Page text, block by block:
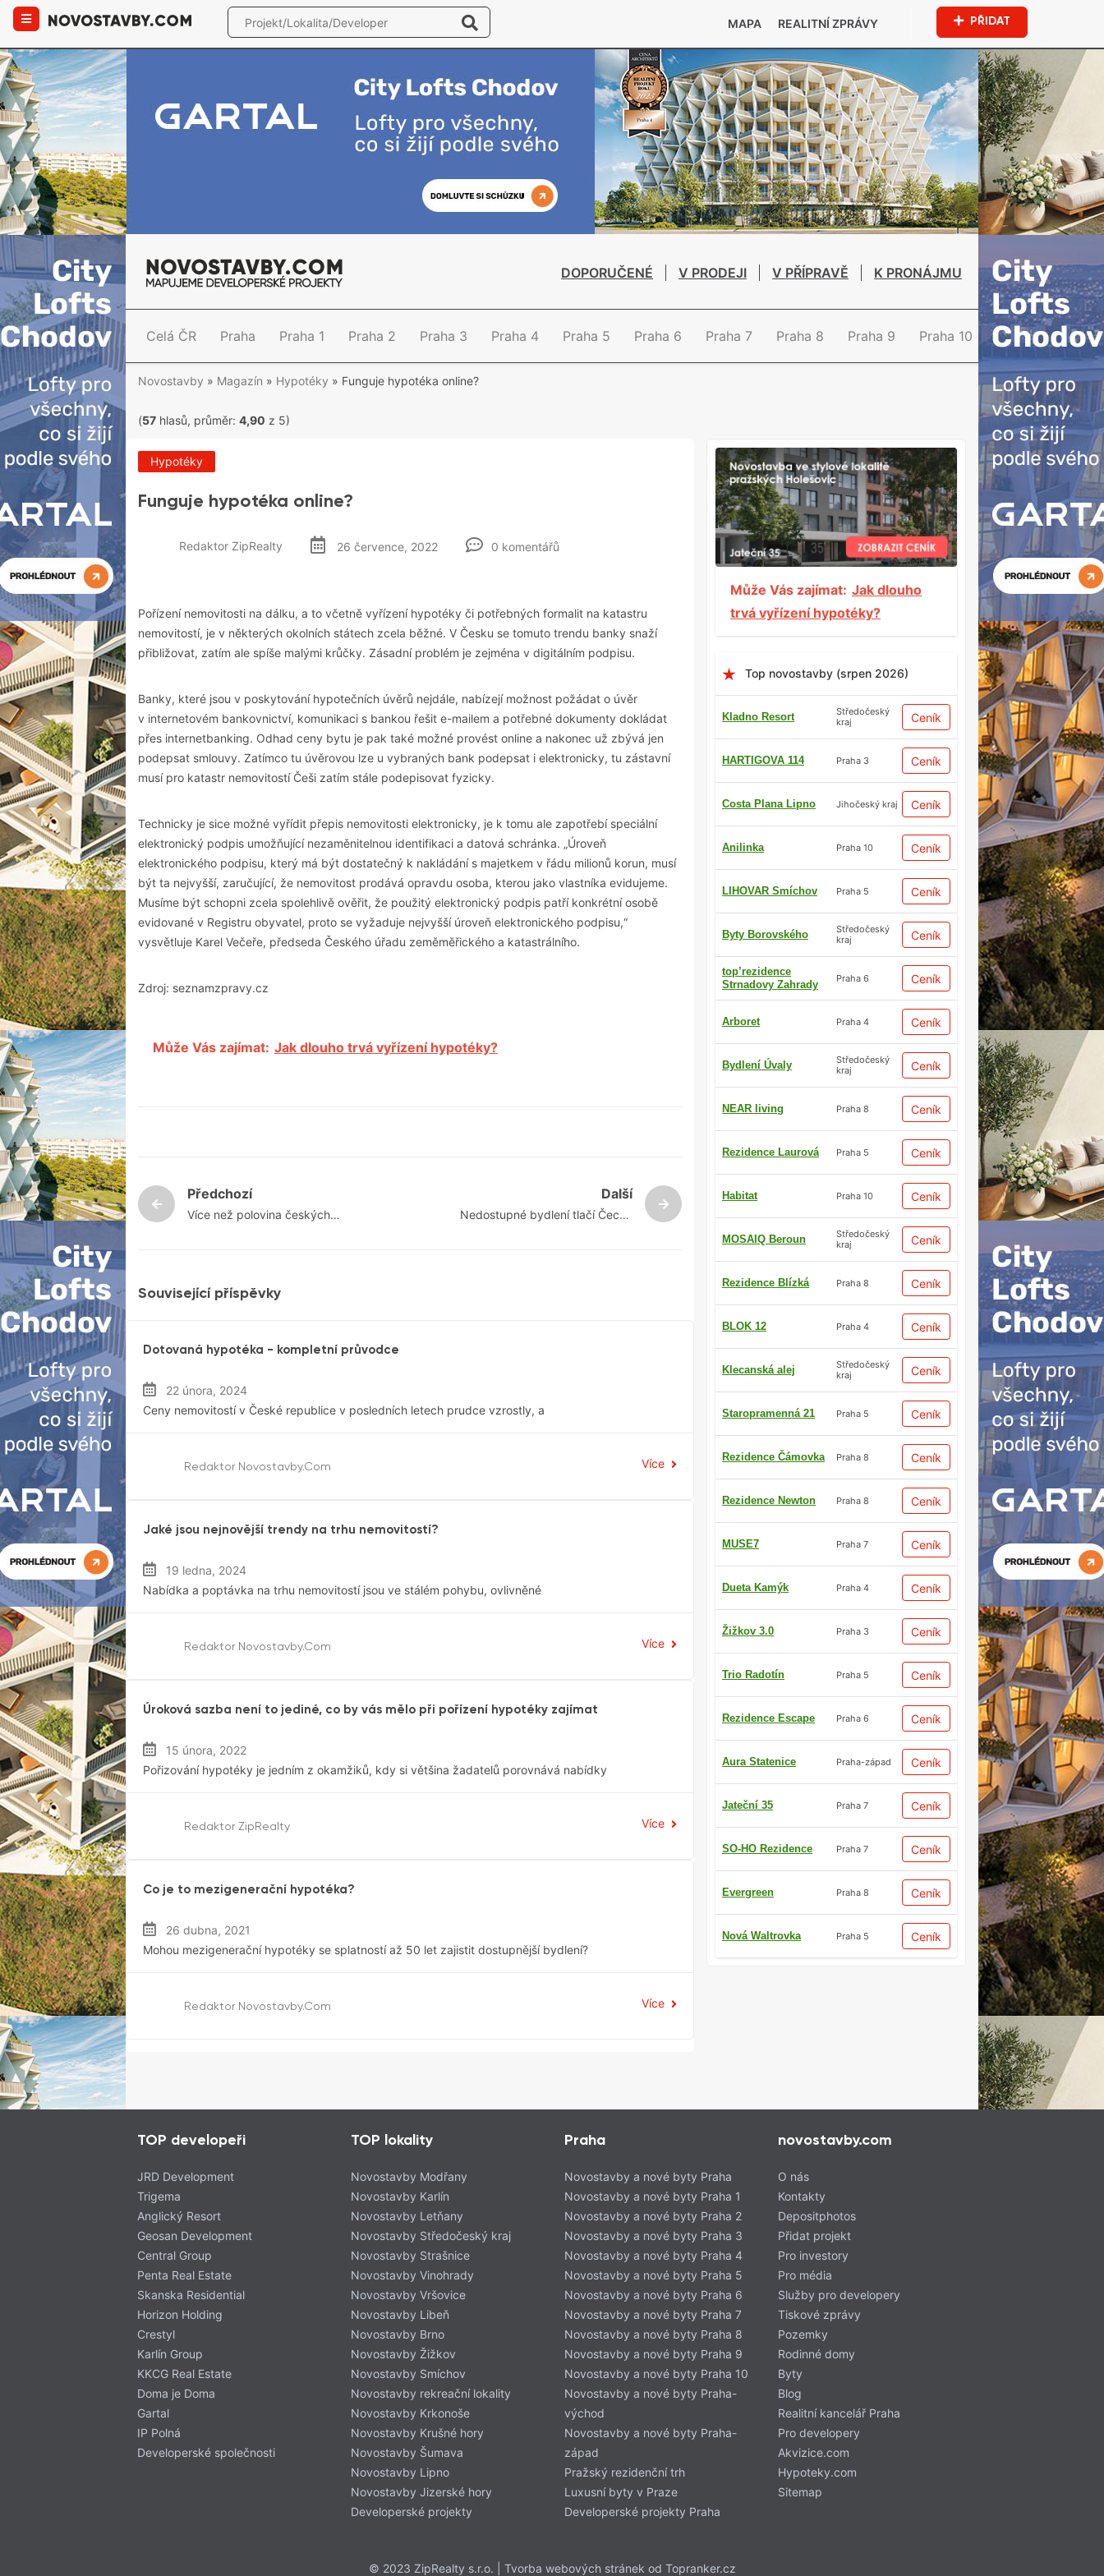
MAPA REALITNÍ ZPRÁVY PŘIDAT
DOPORUČENÉ V PRODEJI V PŘÍPRAVĚ K PRONÁJMU
Celá ČR Praha Praha 1 Praha 2 Praha 3 Praha 4 Praha 5 Praha 6 Praha 7 Praha 8 Praha 9 Praha 10
Novostavby » Magazín » Hypotéky » Funguje hypotéka online?
(57 hlasů, průměr: 4,90 z 5)
Může Vás zajímat: Jak dlouho
trvá vyřízení hypotéky?
Top novostavby (srpen 2026)
Kladno Resort
Středočeský
kraj
Ceník
HARTIGOVA 114 Praha 3 Ceník
Costa Plana Lipno Jihočeský kraj Ceník
Anilinka Praha 10 Ceník
LIHOVAR Smíchov Praha 5 Ceník
Byty Borovského
Středočeský
kraj
Ceník
top’rezidence
Strnadovy Zahrady
Praha 6 Ceník
Arboret Praha 4 Ceník
Bydlení Úvaly
Středočeský
kraj
Ceník
NEAR living Praha 8 Ceník
Rezidence Laurová Praha 5 Ceník
Habitat Praha 10 Ceník
MOSAIQ Beroun
Středočeský
kraj
Ceník
Rezidence Blízká Praha 8 Ceník
BLOK 12 Praha 4 Ceník
Klecanská alej
Středočeský
kraj
Ceník
Staropramenná 21 Praha 5 Ceník
Rezidence Čámovka Praha 8 Ceník
Rezidence Newton Praha 8 Ceník
MUSE7 Praha 7 Ceník
Dueta Kamýk Praha 4 Ceník
Žižkov 3.0 Praha 3 Ceník
Trio Radotín Praha 5 Ceník
Rezidence Escape Praha 6 Ceník
Aura Statenice Praha-západ Ceník
Jateční 35 Praha 7 Ceník
SO-HO Rezidence Praha 7 Ceník
Evergreen Praha 8 Ceník
Nová Waltrovka Praha 5 Ceník
Hypotéky
Funguje hypotéka online?
Redaktor ZipRealty 26 července, 2022 0 komentářů
Pořízení nemovitosti na dálku, a to včetně vyřízení hypotéky či potřebných formalit na katastru
nemovitostí, je v některých okolních státech zcela běžné. V Česku se tomuto trendu banky snaží
přibližovat, zatím ale spíše malými krůčky. Zásadní problém je zejména v digitálním podpisu.
Banky, které jsou v poskytování hypotečních úvěrů nejdále, nabízejí možnost požádat o úvěr
v internetovém bankovnictví, komunikaci s bankou řešit e-mailem a potřebné dokumenty dokládat
přes internetbanking. Odhad ceny bytu je pak také možné provést online a nakonec už zbývá jen
podepsat smlouvy. Zatímco tu úvěrovou lze u vybraných bank podepsat i elektronicky, tu zástavní
musí pro katastr nemovitostí Češi zatím stále podepisovat fyzicky.
Technicky je sice možné vyřídit přepis nemovitosti elektronicky, je k tomu ale zapotřebí speciální
elektronický podpis umožňující nezaměnitelnou identifikaci a datová schránka. „Úroveň
elektronického podpisu, který má být dostatečný k nakládání s majetkem v řádu milionů korun, musí
být ta nejvyšší, zaručující, že nemovitost prodává opravdu osoba, kterou jako vlastníka evidujeme.
Musíme být schopni zcela spolehlivě ověřit, že použitý elektronický podpis patří konkrétní osobě
evidované v Registru obyvatel, proto se vyžaduje nejvyšší úroveň elektronického podpisu,“
vysvětluje Karel Večeře, předseda Českého úřadu zeměměřického a katastrálního.
Zdroj: seznamzpravy.cz
Může Vás zajímat: Jak dlouho trvá vyřízení hypotéky?
Předchozí
Více než polovina českých
Další
Nedostupné bydlení tlačí Čechy
Související příspěvky
Hypotéky
Dotovaná hypotéka - kompletní průvodce
22 února, 2024
Ceny nemovitostí v České republice v posledních letech prudce vzrostly, a
Redaktor Novostavby.com Více
Ceny Nemovitostí
Jaké jsou nejnovější trendy na trhu nemovitostí?
19 ledna, 2024
Nabídka a poptávka na trhu nemovitostí jsou ve stálém pohybu, ovlivněné
Redaktor Novostavby.com Více
Hypotéky
Úroková sazba není to jediné, co by vás mělo při pořízení hypotéky zajímat
15 února, 2022
Pořizování hypotéky je jedním z okamžiků, kdy si většina žadatelů porovnává nabídky
Redaktor ZipRealty Více
Hypotéky
Co je to mezigenerační hypotéka?
26 dubna, 2021
Mohou mezigenerační hypotéky se splatností až 50 let zajistit dostupnější bydlení?
Redaktor Novostavby.com Více
TOP developeři
JRD Development
Trigema
Anglický Resort
Geosan Development
Central Group
Penta Real Estate
Skanska Residential
Horizon Holding
Crestyl
Karlín Group
KKCG Real Estate
Doma je Doma
Gartal
IP Polná
Developerské společnosti
TOP lokality
Novostavby Modřany
Novostavby Karlín
Novostavby Letňany
Novostavby Středočeský kraj
Novostavby Strašnice
Novostavby Vinohrady
Novostavby Vršovice
Novostavby Libeň
Novostavby Brno
Novostavby Žižkov
Novostavby Smíchov
Novostavby rekreační lokality
Novostavby Krkonoše
Novostavby Krušné hory
Novostavby Šumava
Novostavby Lipno
Novostavby Jizerské hory
Developerské projekty
Praha
Novostavby a nové byty Praha
Novostavby a nové byty Praha 1
Novostavby a nové byty Praha 2
Novostavby a nové byty Praha 3
Novostavby a nové byty Praha 4
Novostavby a nové byty Praha 5
Novostavby a nové byty Praha 6
Novostavby a nové byty Praha 7
Novostavby a nové byty Praha 8
Novostavby a nové byty Praha 9
Novostavby a nové byty Praha 10
Novostavby a nové byty Praha-
východ
Novostavby a nové byty Praha-
západ
Pražský rezidenční trh
Luxusní byty v Praze
Developerské projekty Praha
novostavby.com
O nás
Kontakty
Depositphotos
Přidat projekt
Pro investory
Pro média
Služby pro developery
Tiskové zprávy
Pozemky
Rodinné domy
Byty
Blog
Realitní kancelář Praha
Pro developery
Akvizice.com
Hypoteky.com
Sitemap
© 2023 ZipRealty s.r.o. | Tvorba webových stránek od Topranker.cz